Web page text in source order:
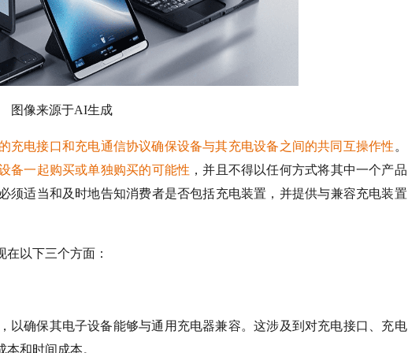
图像来源于AI生成
充电接口和充电通信协议确保设备与其充电设备之间的共同互操作性 。
备一起购买或单独购买的可能性 ，并且不得以任何方式将其中一个产品
须适当和及时地告知消费者是否包括充电装置，并提供与兼容充电装置
以下三个方面：
以确保其电子设备能够与通用充电器兼容。这涉及到对充电接口、充电
和时间成本。